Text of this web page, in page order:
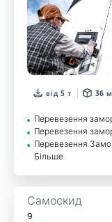
від 5 т 36
Перевезення
Перевезення
Перевезення
Більше
Самоскид
9